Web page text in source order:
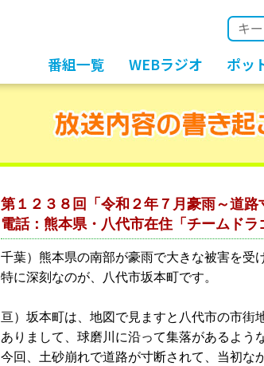
番組一覧 WEBラジオ ポッ
第１２３８回「令和２年７月豪雨～道路
電話：熊本県・八代市在住「チームド
千葉）熊本県の南部が豪雨で大きな被害を受
特に深刻なのが、八代市坂本町です。
亘）坂本町は、地図で見ますと八代市の市街
ありまして、球磨川に沿って集落があるよう
今回、土砂崩れで道路が寸断されて、当初な